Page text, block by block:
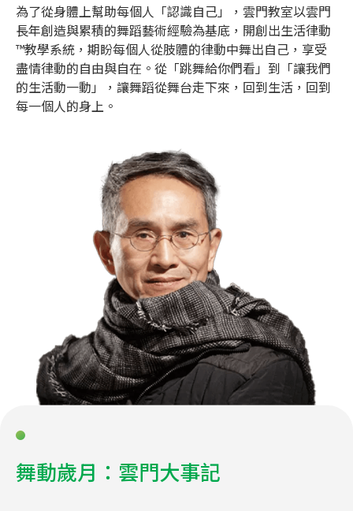
為了從身體上幫助每個人「認識自己」，雲門教室以雲門
長年創造與累積的舞蹈藝術經驗為基底，開創出生活律動
™教學系統，期盼每個人從肢體的律動中舞出自己，享受
盡情律動的自由與自在。從「跳舞給你們看」到「讓我們
的生活動一動」，讓舞蹈從舞台走下來，回到生活，回到
每一個人的身上。
舞動歲月：雲門大事記